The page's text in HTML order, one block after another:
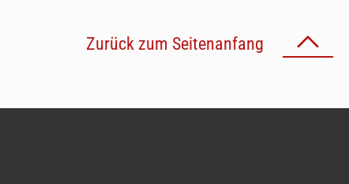
Zurück zum Seitenanfang